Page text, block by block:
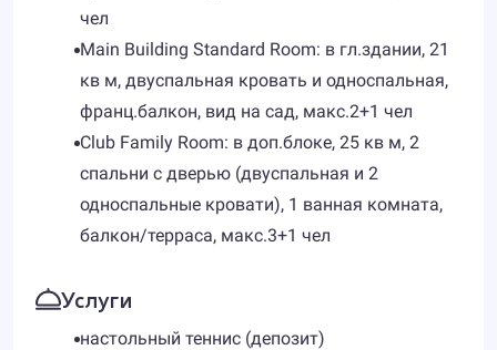
чел
Main Building Standard Room: в гл.здании, 21
кв м, двуспальная кровать и односпальная,
франц.балкон, вид на сад, макс.2+1 чел
Club Family Room: в доп.блоке, 25 кв м, 2
спальни с дверью (двуспальная и 2
односпальные кровати), 1 ванная комната,
балкон/терраса, макс.3+1 чел
Услуги
настольный теннис (депозит)